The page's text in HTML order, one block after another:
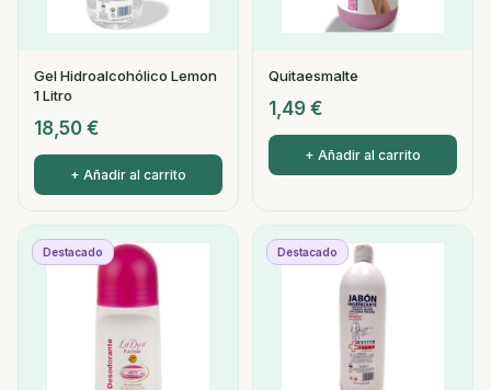
Gel Hidroalcohólico Lemon
1 Litro
18,50 €
+ Añadir al carrito
Quitaesmalte
1,49 €
+ Añadir al carrito
Destacado Destacado